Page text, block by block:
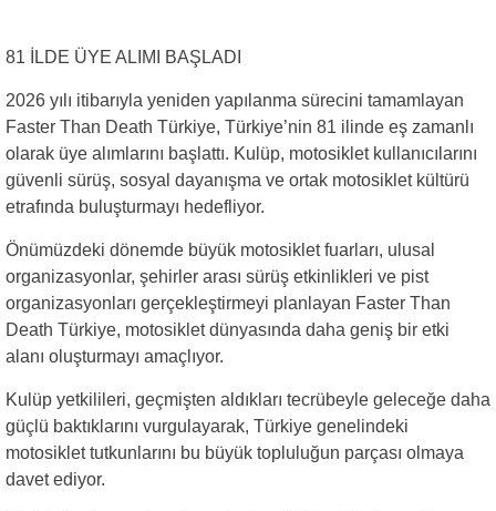
81 İLDE ÜYE ALIMI BAŞLADI
2026 yılı itibarıyla yeniden yapılanma sürecini tamamlayan
Faster Than Death Türkiye, Türkiye’nin 81 ilinde eş zamanlı
olarak üye alımlarını başlattı. Kulüp, motosiklet kullanıcılarını
güvenli sürüş, sosyal dayanışma ve ortak motosiklet kültürü
etrafında buluşturmayı hedefliyor.
Önümüzdeki dönemde büyük motosiklet fuarları, ulusal
organizasyonlar, şehirler arası sürüş etkinlikleri ve pist
organizasyonları gerçekleştirmeyi planlayan Faster Than
Death Türkiye, motosiklet dünyasında daha geniş bir etki
alanı oluşturmayı amaçlıyor.
Kulüp yetkilileri, geçmişten aldıkları tecrübeyle geleceğe daha
güçlü baktıklarını vurgulayarak, Türkiye genelindeki
motosiklet tutkunlarını bu büyük topluluğun parçası olmaya
davet ediyor.